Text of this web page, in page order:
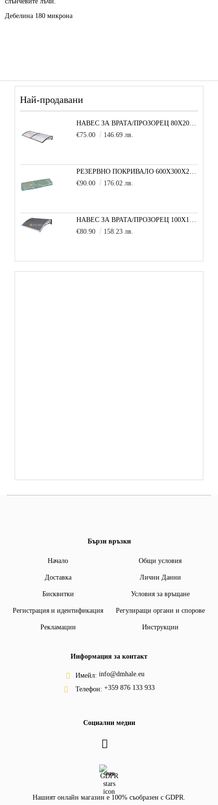
Дебелина 180 микрона
Най-продавани
НАВЕС ЗА ВРАТА/ПРОЗОРЕЦ 80Х200 СМ, ЧЕРНО-ПРОЗРАЧНО
€75.00
146.69 лв.
РЕЗЕРВНО ПОКРИВАЛО 600X300X200 CM SOLE TERRA STRONG ЗА ТУНЕЛНА ОРАНЖЕРИЯ
€90.00
176.02 лв.
НАВЕС ЗА ВРАТА/ПРОЗОРЕЦ 100Х150 СМ, СИВО-СИВО
€80.90
158.23 лв.
Бързи връзки
Начало Общи условия
Доставка Лични Данни
Бисквитки Условия за връщане
Регистрация и идентификация Регулиращи органи и спорове
Рекламации Инструкции
Информация за контакт
Имейл: info@dmhale.eu
Телефон: +359 876 133 933
Социални медии
GDPR
Нашият онлайн магазин е 100% съобразен с GDPR.